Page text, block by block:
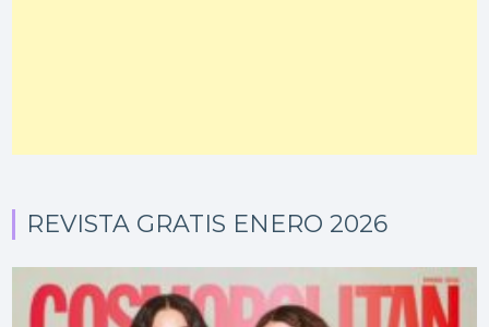
REVISTA GRATIS ENERO 2026